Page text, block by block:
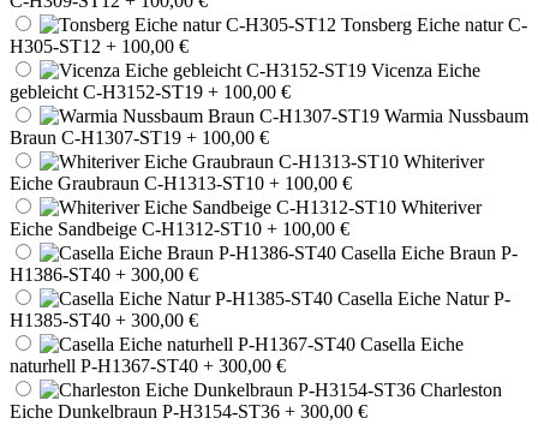
Tonsberg Eiche natur C-
H305-ST12 + 100,00 €
Vicenza Eiche
gebleicht C-H3152-ST19 + 100,00 €
Warmia Nussbaum
Braun C-H1307-ST19 + 100,00 €
Whiteriver
Eiche Graubraun C-H1313-ST10 + 100,00 €
Whiteriver
Eiche Sandbeige C-H1312-ST10 + 100,00 €
Casella Eiche Braun P-
H1386-ST40 + 300,00 €
Casella Eiche Natur P-
H1385-ST40 + 300,00 €
Casella Eiche
naturhell P-H1367-ST40 + 300,00 €
Charleston
Eiche Dunkelbraun P-H3154-ST36 + 300,00 €